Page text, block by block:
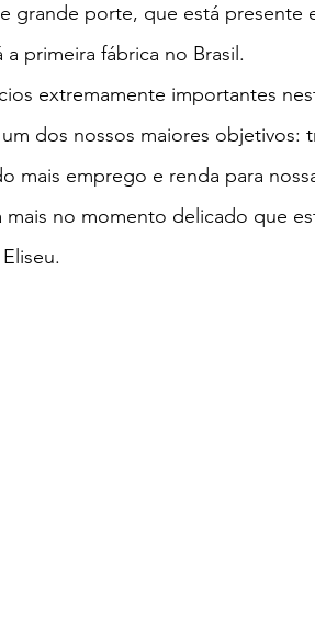
grande porte, que está presente
primeira fábrica no Brasil.
extremamente importantes
dos nossos maiores objetivos:
mais emprego e renda para
mais no momento delicado que